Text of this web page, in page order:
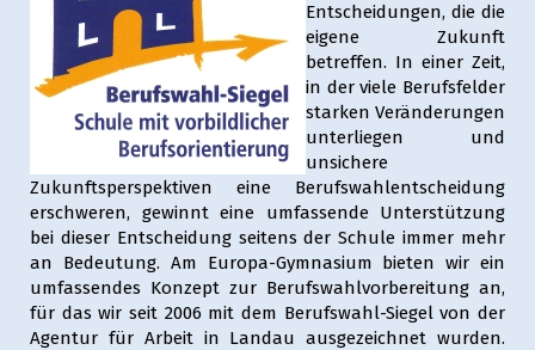
Entscheidungen, die die
eigene Zukunft
betreffen. In einer Zeit,
in der viele Berufsfelder
starken Veränderungen
unterliegen und
unsichere
Zukunftsperspektiven eine Berufswahlentscheidung
erschweren, gewinnt eine umfassende Unterstützung
bei dieser Entscheidung seitens der Schule immer mehr
an Bedeutung. Am Europa-Gymnasium bieten wir ein
umfassendes Konzept zur Berufswahlvorbereitung an,
für das wir seit 2006 mit dem Berufswahl-Siegel von der
Agentur für Arbeit in Landau ausgezeichnet wurden.